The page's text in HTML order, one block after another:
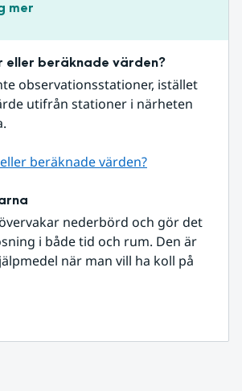
mer
eller beräknade värden?
observationsstationer, istället
utifrån stationer i närheten
beräknade värden?
nederbörd och gör det
i både tid och rum. Den är
när man vill ha koll på